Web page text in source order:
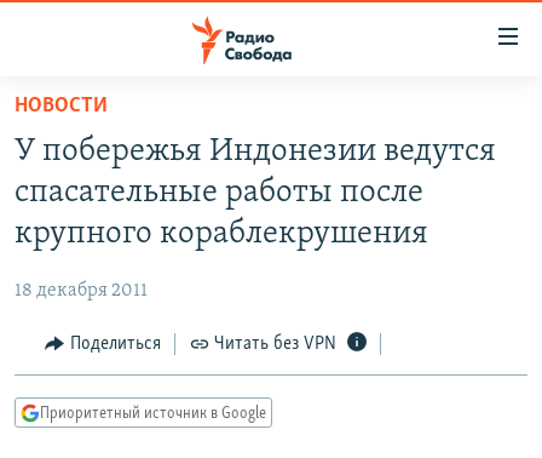
упрощенного
доступа
основному
Вернутся
Вернутся
ПРОГРАММЫ
ПОДКАСТЫ
АВТОРСКИЕ ПРОЕКТЫ
МНЕНИЯ
КУЛЬТУРА
КАВКАЗ.РЕАЛИИ
НОВОСТИ
У побережья Индонезии ведутся
спасательные работы после
крупного кораблекрушения
18 декабря 2011
Поделиться Читать без VPN
Приоритетный источник в Google